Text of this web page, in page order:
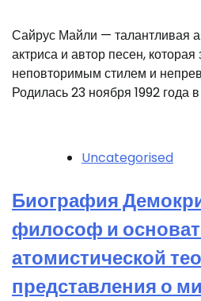
Сайрус Майли — талантливая
актриса и автор песен,
неповторимым стилем и
Родилась 23 ноября 1992 года
Uncategorised
Биография
философ и
атомистической
представления о